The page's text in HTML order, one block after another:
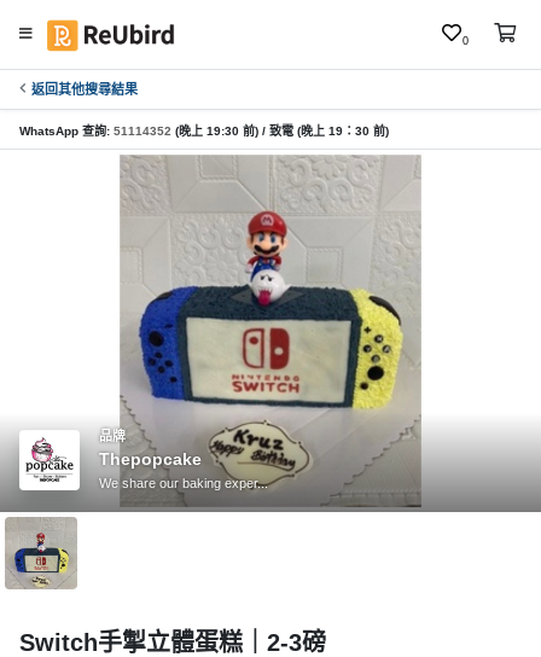
0
返回其他搜尋結果
WhatsApp 查詢: 51114352 (晚上 19:30 前) / 致電 (晚上 19：30 前)
繁
中
E
服
務
及
產
品
類
品牌
Thepopcake
We share our baking exper...
Switch手掣立體蛋糕｜2-3磅